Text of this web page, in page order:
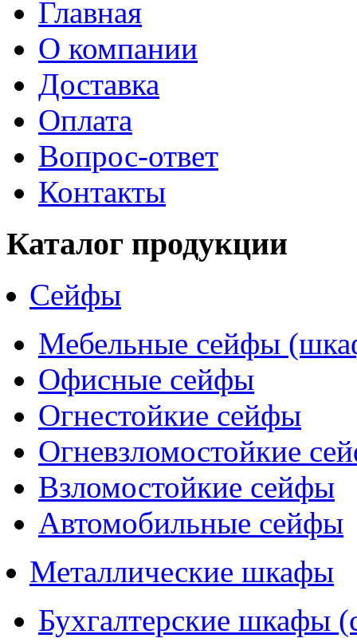
Главная
О компании
Доставка
Оплата
Вопрос-ответ
Контакты
Каталог продукции
Сейфы
Мебельные сейфы
Офисные сейфы
Огнестойкие сейфы
Огневзломостойкие
Взломостойкие сейфы
Автомобильные сейфы
Металлические шкафы
Бухгалтерские шкафы